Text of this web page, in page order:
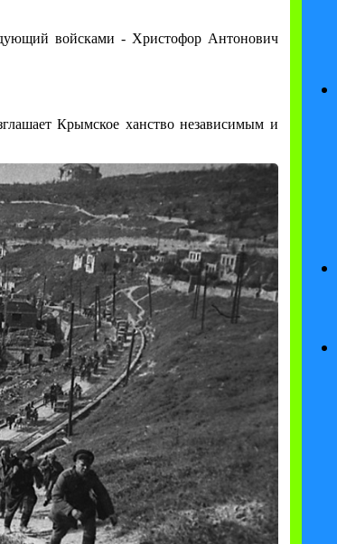
войсками - Христофор Антонович
Крымское ханство независимым и